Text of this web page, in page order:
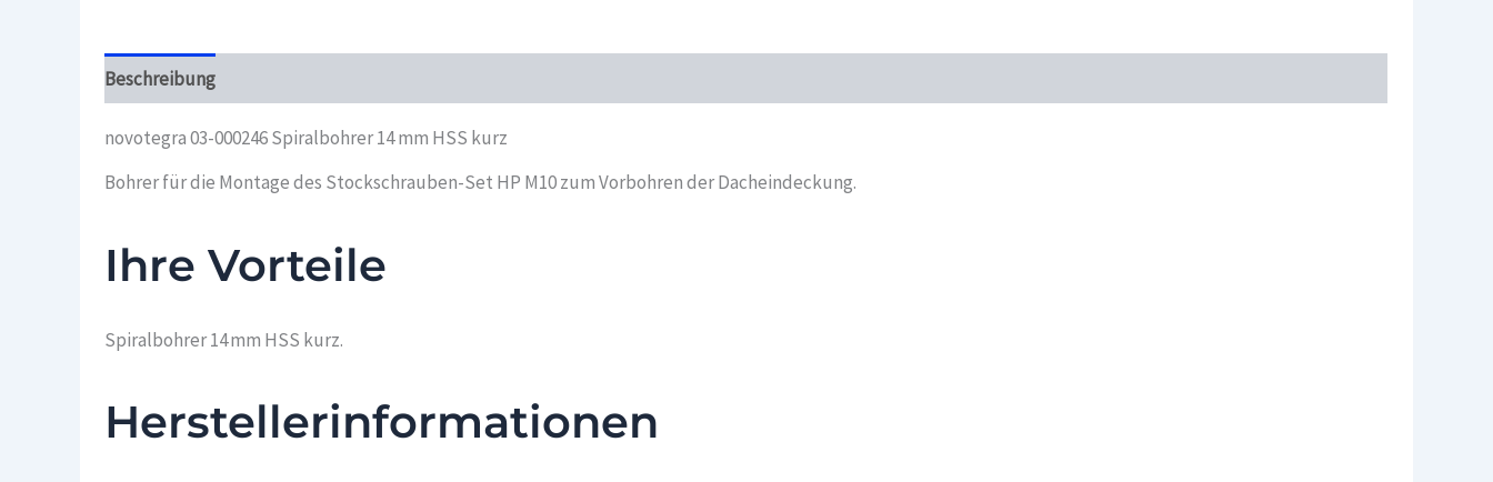
Beschreibung
novotegra 03-000246 Spiralbohrer 14 mm HSS kurz
Bohrer für die Montage des Stockschrauben-Set HP M10 zum Vorbohren der Dacheindeckung.
Ihre Vorteile
Spiralbohrer 14 mm HSS kurz.
Herstellerinformationen